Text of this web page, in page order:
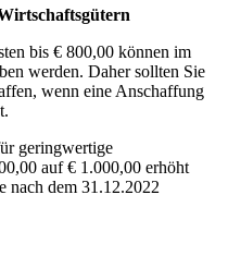
bis € 800,00 können im
werden. Daher sollten Sie
wenn eine Anschaffung
geringwertige
auf € 1.000,00 erhöht
nach dem 31.12.2022